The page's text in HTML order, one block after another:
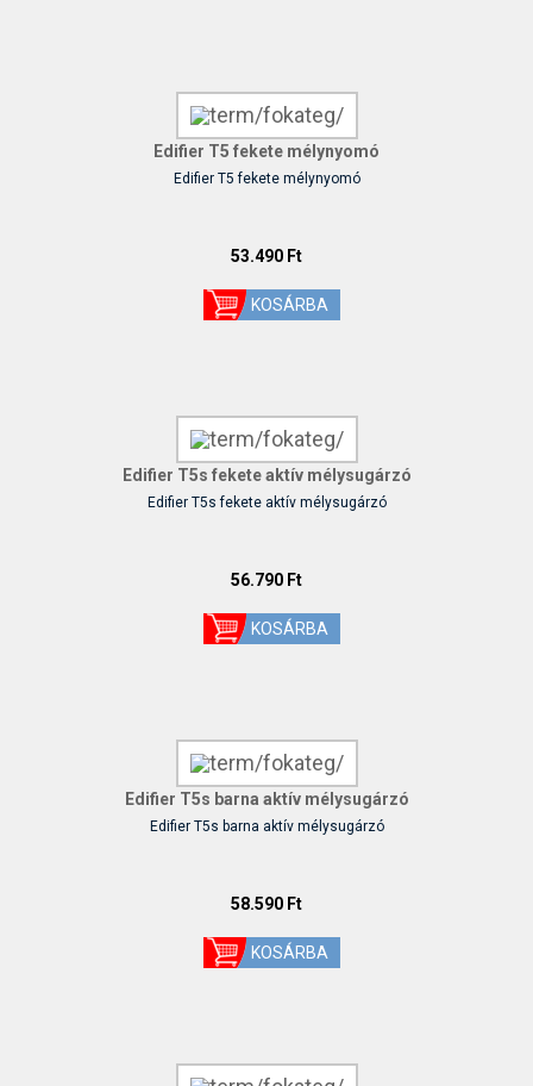
Edifier T5 fekete mélynyomó
Edifier T5 fekete mélynyomó
53.490 Ft
Edifier T5s fekete aktív mélysugárzó
Edifier T5s fekete aktív mélysugárzó
56.790 Ft
Edifier T5s barna aktív mélysugárzó
Edifier T5s barna aktív mélysugárzó
58.590 Ft